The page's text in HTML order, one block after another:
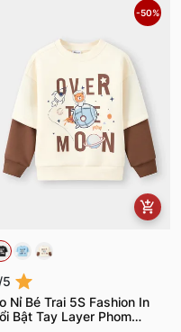
-50%
Nỉ Bé Trai 5S Fashion In
Bật Tay Layer Phom